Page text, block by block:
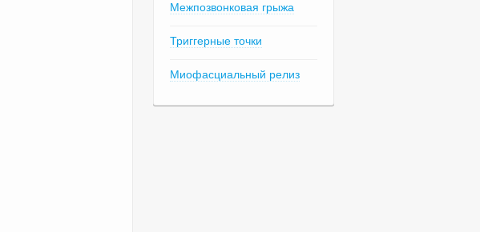
Межпозвонковая грыжа
Триггерные точки
Миофасциальный релиз